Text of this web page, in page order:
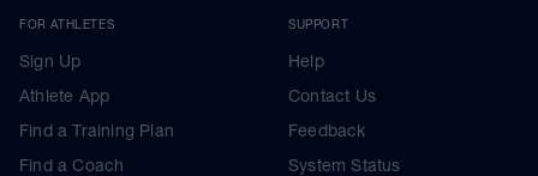
FOR ATHLETES
Sign Up
Athlete App
Find a Training Plan
Find a Coach
SUPPORT
Help
Contact Us
Feedback
System Status